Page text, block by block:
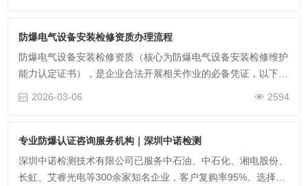
防爆电气设备安装检修资质办理流程
防爆电气设备安装检修资质（核心为防爆电气设备安装检修维护
能力认定证书），是企业合法开展相关作业的必备凭证，以下为
办理要求与流程： 一、办理核心要求 1.企业需组织至少 3 名技
术人员参加专……
2026-03-06 2594
专业防爆认证咨询服务机构｜深圳中诺检测
深圳中诺检测技术有限公司已服务中石油、中石化、湘电股份、
长虹、艾睿光电等300余家知名企业，客户复购率95%。选择我